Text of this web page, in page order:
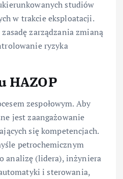
studiów
w trakcie eksploatacji.
zarządzania zmianą
ryzyka
HAZOP
zespołowym. Aby
jest zaangażowanie
się kompetencjach.
petrochemicznym
analizę (lidera), inżyniera
i sterowania,